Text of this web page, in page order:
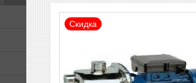
Скидка